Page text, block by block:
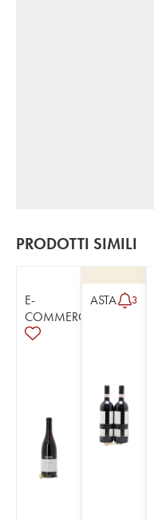
PRODOTTI SIMILI
E-
COMMERCE
ASTA 3